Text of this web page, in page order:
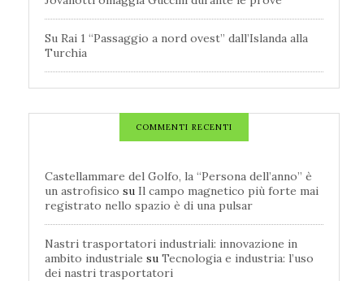
Su Rai 1 “Passaggio a nord ovest” dall’Islanda alla
Turchia
COMMENTI RECENTI
Castellammare del Golfo, la “Persona dell’anno” è
un astrofisico su Il campo magnetico più forte mai
registrato nello spazio è di una pulsar
Nastri trasportatori industriali: innovazione in
ambito industriale su Tecnologia e industria: l’uso
dei nastri trasportatori